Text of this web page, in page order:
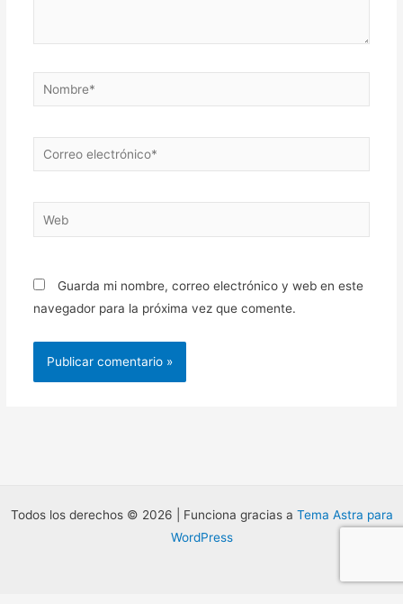
Nombre*
Correo
electrónico*
Web
Guarda mi nombre, correo electrónico y web en este
navegador para la próxima vez que comente.
Todos los derechos © 2026 | Funciona gracias a Tema Astra para
WordPress